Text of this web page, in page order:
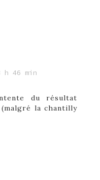
46 min
du résultat
la chantilly